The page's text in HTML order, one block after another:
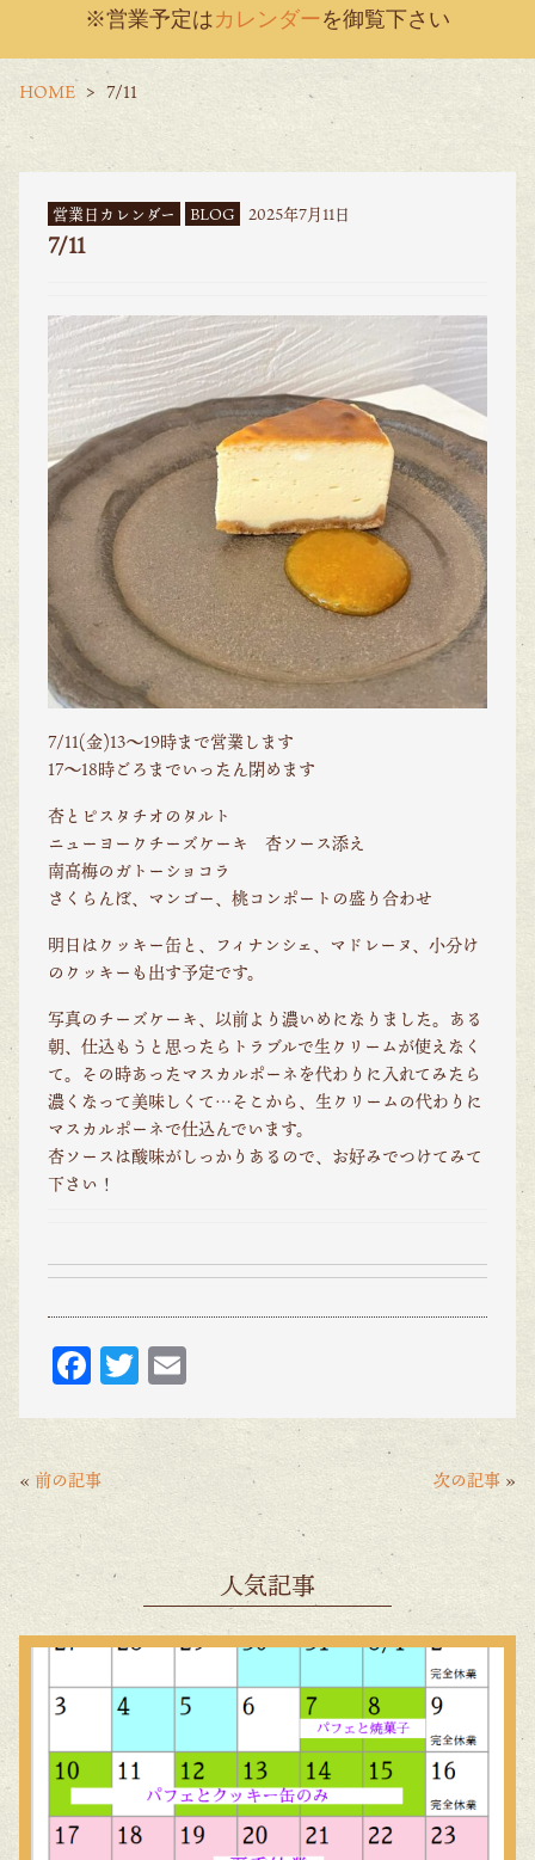
※営業予定はカレンダーを御覧下さい
HOME 7/11
営業日カレンダー BLOG 2025年7月11日
7/11
7/11(金)13〜19時まで営業します
17〜18時ごろまでいったん閉めます
杏とピスタチオのタルト
ニューヨークチーズケーキ 杏ソース添え
南高梅のガトーショコラ
さくらんぼ、マンゴー、桃コンポートの盛り合わせ
明日はクッキー缶と、フィナンシェ、マドレーヌ、小分け
のクッキーも出す予定です。
写真のチーズケーキ、以前より濃いめになりました。ある
朝、仕込もうと思ったらトラブルで生クリームが使えなく
て。その時あったマスカルポーネを代わりに入れてみたら
濃くなって美味しくて…そこから、生クリームの代わりに
マスカルポーネで仕込んでいます。
杏ソースは酸味がしっかりあるので、お好みでつけてみて
下さい！
F
ac
o
T
w
itt
m
ai
« 前の記事 次の記事 »
人気記事